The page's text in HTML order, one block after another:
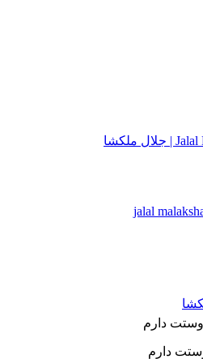
jalal
دارم
دارم